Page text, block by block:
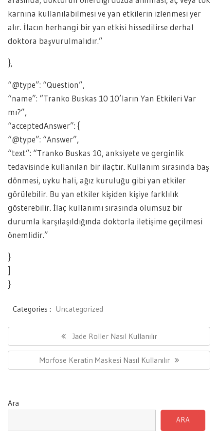
karnına kullanılabilmesi ve yan etkilerin izlenmesi yer
alır. İlacın herhangi bir yan etkisi hissedilirse derhal
doktora başvurulmalıdır.”
},
“@type”: “Question”,
“name”: “Tranko Buskas 10 10’ların Yan Etkileri Var
mı?”,
“acceptedAnswer”: {
“@type”: “Answer”,
“text”: “Tranko Buskas 10, anksiyete ve gerginlik
tedavisinde kullanılan bir ilaçtır. Kullanım sırasında baş
dönmesi, uyku hali, ağız kuruluğu gibi yan etkiler
görülebilir. Bu yan etkiler kişiden kişiye farklılık
gösterebilir. İlaç kullanımı sırasında olumsuz bir
durumla karşılaşıldığında doktorla iletişime geçilmesi
önemlidir.”
}
]
}
Categories : Uncategorized
Previous
Post:
Jade Roller Nasıl Kullanılır
Next
Post:
Morfose Keratin Maskesi Nasıl Kullanılır
Ara
ARA